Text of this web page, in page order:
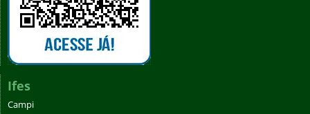
Ifes
Campi